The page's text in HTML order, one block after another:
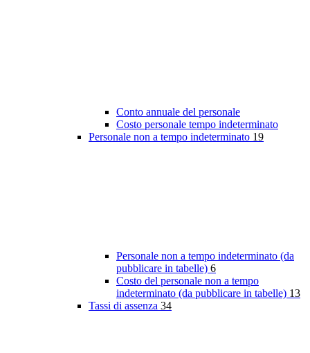
Conto annuale del personale
Costo personale tempo indeterminato
Personale non a tempo indeterminato 19
Personale non a tempo indeterminato (da
pubblicare in tabelle) 6
Costo del personale non a tempo
indeterminato (da pubblicare in tabelle) 13
Tassi di assenza 34